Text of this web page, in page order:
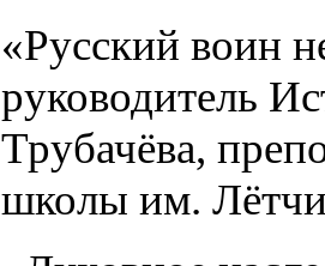
«Русский воин
руководитель
Трубачёва,
школы им.